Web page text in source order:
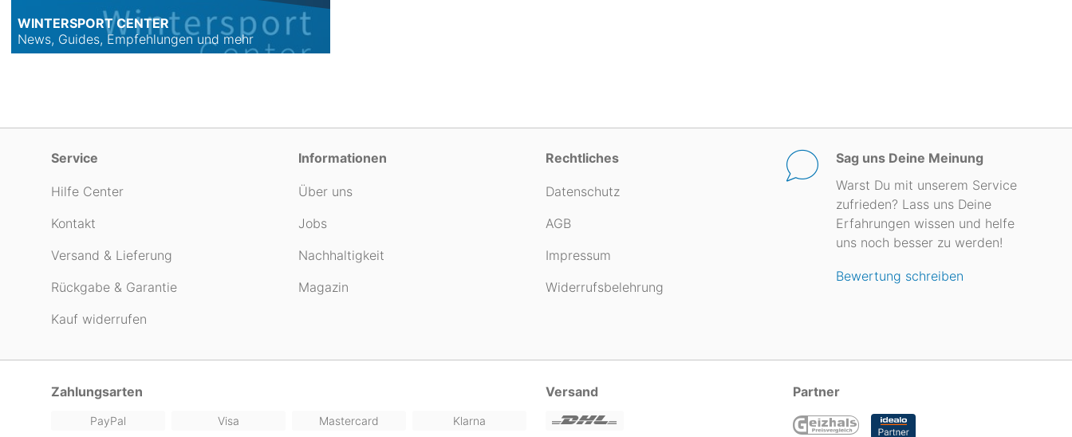
WINTERSPORT CENTER
News, Guides, Empfehlungen und mehr
Service
Hilfe Center
Kontakt
Versand & Lieferung
Rückgabe & Garantie
Kauf widerrufen
Informationen
Über uns
Jobs
Nachhaltigkeit
Magazin
Rechtliches
Datenschutz
AGB
Impressum
Widerrufsbelehrung
Sag uns Deine Meinung
Warst Du mit unserem Service
zufrieden? Lass uns Deine
Erfahrungen wissen und helfe
uns noch besser zu werden!
Bewertung schreiben
Zahlungsarten
PayPal Visa Mastercard Klarna
Versand Partner